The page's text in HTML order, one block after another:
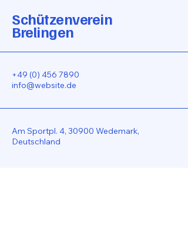
Schützenverein
Brelingen
+49 (0) 456 7890
info@website.de
Am Sportpl. 4, 30900 Wedemark,
Deutschland